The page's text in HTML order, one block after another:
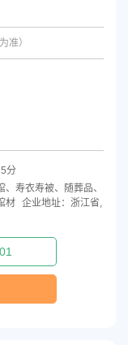
准）
5分
寿衣寿被、随葬品、
材 企业地址：浙江省,